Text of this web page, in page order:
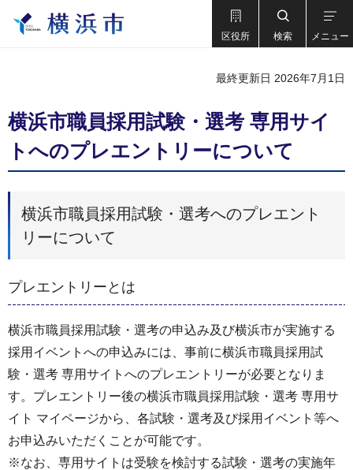
区役所 検索 メニュー
最終更新日 2026年7月1日
横浜市職員採用試験・選考 専用サイ
トへのプレエントリーについて
横浜市職員採用試験・選考へのプレエント
リーについて
プレエントリーとは
横浜市職員採用試験・選考の申込み及び横浜市が実施する
採用イベントへの申込みには、事前に横浜市職員採用試
験・選考 専用サイトへのプレエントリーが必要となりま
す。プレエントリー後の横浜市職員採用試験・選考 専用サ
イト マイページから、各試験・選考及び採用イベント等へ
お申込みいただくことが可能です。
※なお、専用サイトは受験を検討する試験・選考の実施年